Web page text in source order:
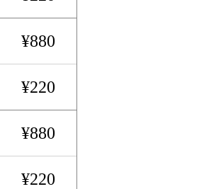
¥880
¥220
¥880
¥220